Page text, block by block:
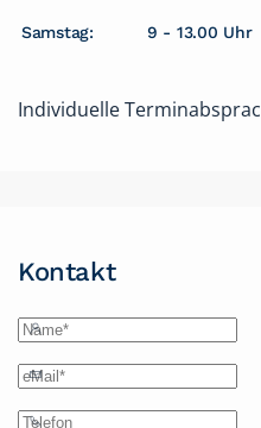
Samstag: 9 - 13.00 Uhr
Individuelle
Kontakt